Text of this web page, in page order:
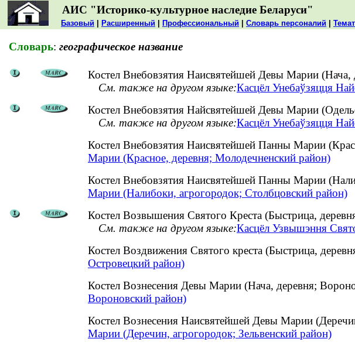
АИС "Историко-культурное наследие Беларуси"
Базовый Расширенный Профессиональный Словарь персоналий
Словарь: географическое название
Костел Внебовзятия Наисвятейшей Девы Марии (Нача,
См. также на другом языке:Касцёл Унебаўзяцця
Костел Внебовзятия Найсвятейшей Девы Марии
См. также на другом языке:Касцёл Унебаўзяцця
Костел Внебовзятия Наисвятейшей Панны Марии
Марии (Красное, деревня; Молодечненский район)
Костел Внебовзятия Наисвятейшей Панны Марии
Марии (Налибоки, агрогородок; Столбцовский район)
Костел Возвышения Святого Креста (Быстрица,
См. также на другом языке:Касцёл Узвышэння
Костел Воздвижения Святого креста (Быстрица,
Островецкий район)
Костел Вознесения Девы Марии (Нача, деревня;
Вороновский район)
Костел Вознесения Наисвятейшей Девы Марии
Марии (Деречин, агрогородок; Зельвенский район)